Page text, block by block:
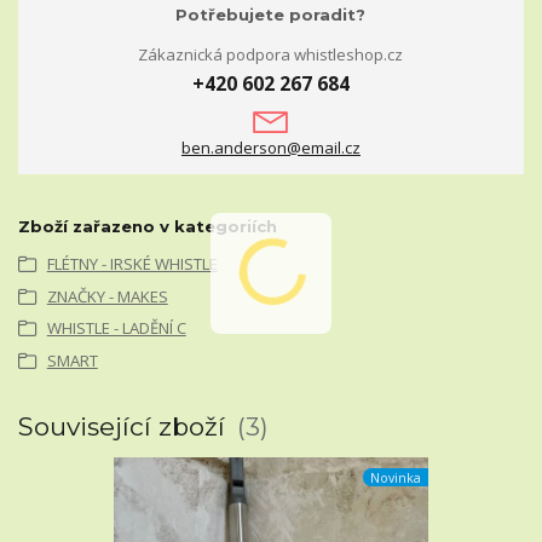
Potřebujete poradit?
Zákaznická podpora whistleshop.cz
+420 602 267 684
ben.anderson@email.cz
Zboží zařazeno v kategoriích
FLÉTNY - IRSKÉ WHISTLE
ZNAČKY - MAKES
WHISTLE - LADĚNÍ C
SMART
Související zboží 3
Novinka